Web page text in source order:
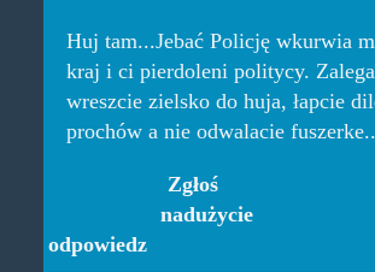
Huj tam...Jebać Policję wkurwia
kraj i ci pierdoleni politycy.
wreszcie zielsko do huja, łapcie
prochów a nie odwalacie
odpowiedz
Zgłoś
nadużycie